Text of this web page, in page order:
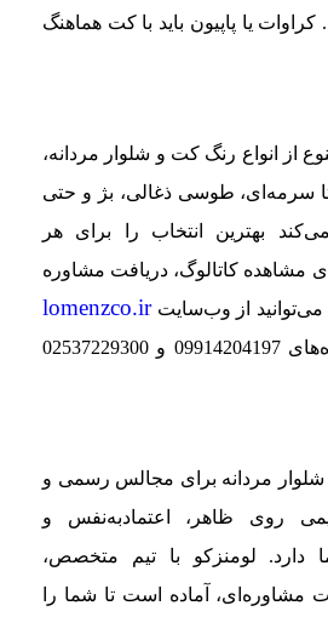
یا پاپیون باید با کت هماهنگ
از انواع رنگ کت و شلوار مردانه،
سرمه‌ای، طوسی ذغالی، بژ و حتی
بهترین انتخاب را برای هر
مشاهده کاتالوگ، دریافت مشاوره
از وب‌سایتlomenzco.ir
بازدید کرده و یا با شماره‌های 09914204197 و 02537229300
شلوار مردانه برای مجالس رسمی و
روی ظاهر، اعتمادبه‌نفس و
دارد. لومنزکو با تیم متخصص،
آماده است تا شما را